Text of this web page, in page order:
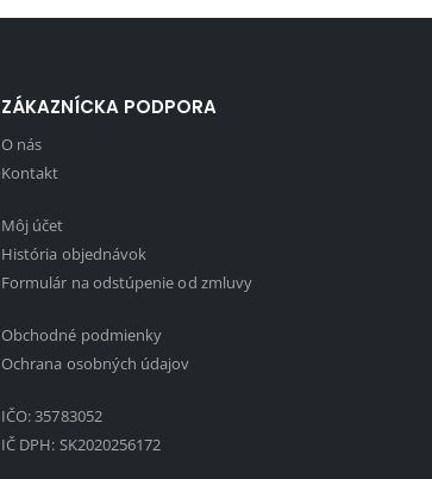
ZÁKAZNÍCKA PODPORA
O nás
Kontakt
Môj účet
História objednávok
Formulár na odstúpenie od zmluvy
Obchodné podmienky
Ochrana osobných údajov
IČO: 35783052
IČ DPH: SK2020256172